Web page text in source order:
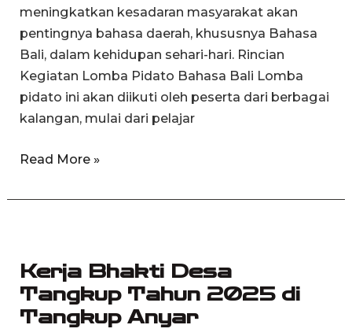
meningkatkan kesadaran masyarakat akan
pentingnya bahasa daerah, khususnya Bahasa
Bali, dalam kehidupan sehari-hari. Rincian
Kegiatan Lomba Pidato Bahasa Bali Lomba
pidato ini akan diikuti oleh peserta dari berbagai
kalangan, mulai dari pelajar
Read More »
Kerja Bhakti Desa
Tangkup Tahun 2025 di
Tangkup Anyar
Desa
Tangkup
Tahun